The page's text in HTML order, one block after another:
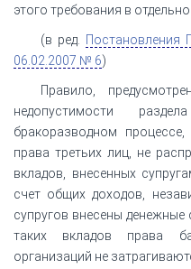
этого требования в
(в ред. Постановления
06.02.2007 № 6)
Правило,
недопустимости
бракоразводном
права третьих лиц, не
вкладов, внесенных
счет общих доходов,
супругов внесены денежные
таких вкладов права
организаций не